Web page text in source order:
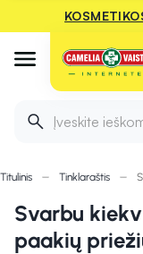
Įveskite
Titulinis Tinklaraštis
Svarbu
paakių